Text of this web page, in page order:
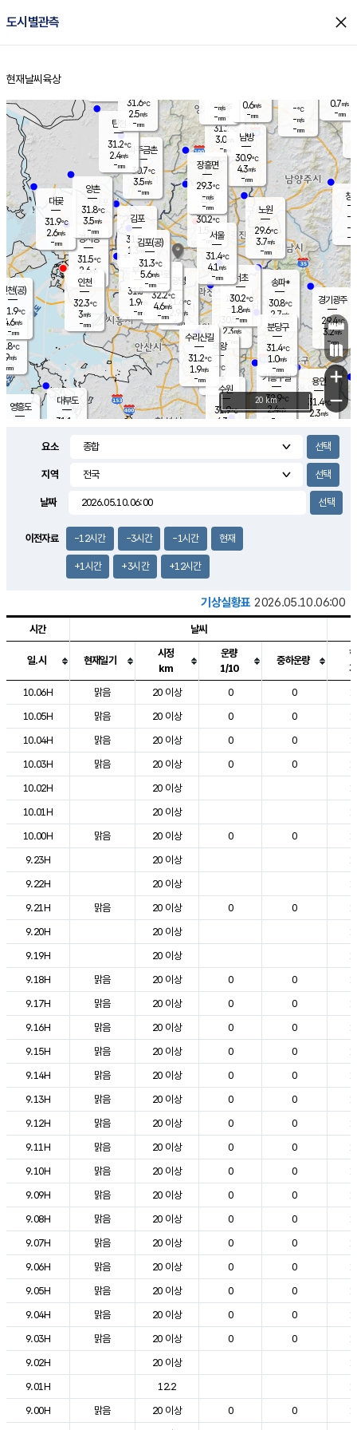
도시별관측 close
홈
현재날씨 육상
의도
℃
m/s
mm
영흥도
양주
31.2℃
3.0
-mm
과천
30.5℃
2.3m/s
- mm
용인
31.4℃
2.3m/s
경기광주
29.4℃
3.2m/s
-mm
4.3m/s
대부도
31.1
경서동
31.5℃
2.6 m/s
-mm
파주금촌
30.7℃
3.5m/s
-mm
-℃
-m/s
-mm
대곶
31.9℃
2.6m/s
-mm
창
-
-m/
-
탄현
31.2℃
2.4m/s
-mm
0.7m/s
-mm
의왕
- ℃
m/s
mm
김포
31.5℃
1.3 m/s
mm
광명
31.6 ℃
2.9 m/s
-mm
부천
31.5℃
1.9m/s
-mm
양촌
31.8℃
3.5m/s
-mm
구로
32.2℃
4.6m/s
-mm
은평
30.2℃
1.5 m/s
- mm
노원
29.6℃
3.7m/s
-mm
송파*
30.8℃
2.7m/s
-mm
서초
30.2℃
1.8m/s
-mm
남방
30.9℃
4.3m/s
-mm
기흥구갈
32.9℃
2.4m/s
-
수리산길
31.2℃
1.9m/s
-mm
분당구
31.4℃
1.0m/s
-mm
장흥면
29.3℃
-m/s
-mm
-m/s
-mm
인천(공)
31.9℃
4.6m/s
-mm
김포(공)
31.3℃
5.6m/s
-mm
수원
31.9℃
4.3 m/s
인천
32.3℃
3m/s
-mm
서울
31.4℃
4.1 m/s
-mm
31.6℃
2.5m/s
-mm
0.6m/s
-mm
+
−
20 km
요소
지역
날짜
이전자료 -12시간 -3시간 -1시간 현재
+1시간 +3시간 +12시간
기상실황표 2026.05.10.06:00
도시별 기상실황표로 지점, 날씨, 기온, 강수, 바람, 기압등을 안내한 표입
시간 날씨
일.시 현재일기
시정
km
운량
1/10
중하운량
10.06H
맑음 20 이상 0 0
10.05H
맑음 20 이상 0 0
10.04H
맑음 20 이상 0 0
10.03H
맑음 20 이상 0 0
10.02H
20 이상
10.01H
20 이상
10.00H
맑음 20 이상 0 0
9.23H
20 이상
9.22H
20 이상
9.21H
맑음 20 이상 0 0
9.20H
20 이상
9.19H
20 이상
9.18H
맑음 20 이상 0 0
9.17H
맑음 20 이상 0 0
9.16H
맑음 20 이상 0 0
9.15H
맑음 20 이상 0 0
9.14H
맑음 20 이상 0 0
9.13H
맑음 20 이상 0 0
9.12H
맑음 20 이상 0 0
9.11H
맑음 20 이상 0 0
9.10H
맑음 20 이상 0 0
9.09H
맑음 20 이상 0 0
9.08H
맑음 20 이상 0 0
9.07H
맑음 20 이상 0 0
9.06H
맑음 20 이상 0 0
9.05H
맑음 20 이상 0 0
9.04H
맑음 20 이상 0 0
9.03H
맑음 20 이상 0 0
9.02H
20 이상
9.01H
12.2
9.00H
맑음 20 이상 0 0